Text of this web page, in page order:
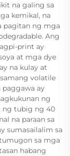
na galing sa
kemikal, na
pagitan ng mga
Ang
print ay
at mga dye
na kulay at
volatile
ay
ng
ng tubig ng 40
na paraan sa
sumasailalim sa
sa mga
habang